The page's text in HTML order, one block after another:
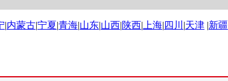
|内蒙古|宁夏|青海|山东|山西|陕西| 上海| 四川 |天津 |新疆